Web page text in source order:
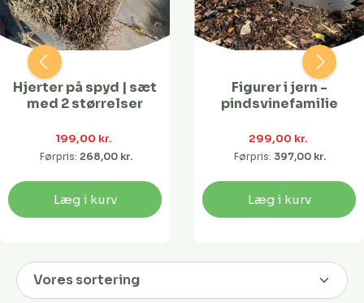
Hjerter på spyd | sæt
med 2 størrelser
199,00 kr.
Førpris: 268,00 kr.
Læg i kurv
Figurer i jern -
pindsvinefamilie
299,00 kr.
Førpris: 397,00 kr.
Læg i kurv